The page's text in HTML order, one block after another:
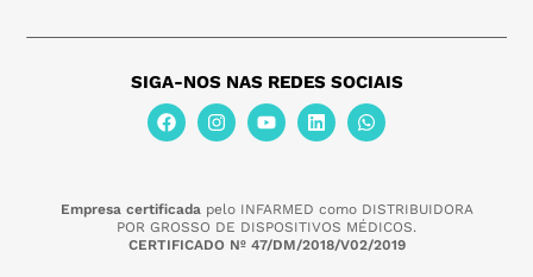
SIGA-NOS NAS REDES SOCIAIS
Empresa certificadapelo INFARMED como DISTRIBUIDORA
POR GROSSO DE DISPOSITIVOS MÉDICOS.
CERTIFICADO Nº 47/DM/2018/V02/2019